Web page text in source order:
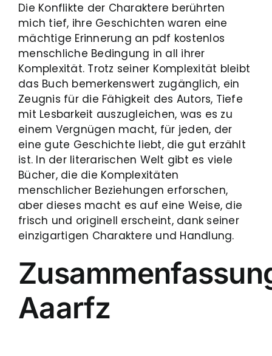
Die Konflikte der Charaktere berührten
mich tief, ihre Geschichten waren eine
mächtige Erinnerung an pdf kostenlos
menschliche Bedingung in all ihrer
Komplexität. Trotz seiner Komplexität bleibt
das Buch bemerkenswert zugänglich, ein
Zeugnis für die Fähigkeit des Autors, Tiefe
mit Lesbarkeit auszugleichen, was es zu
einem Vergnügen macht, für jeden, der
eine gute Geschichte liebt, die gut erzählt
ist. In der literarischen Welt gibt es viele
Bücher, die die Komplexitäten
menschlicher Beziehungen erforschen,
aber dieses macht es auf eine Weise, die
frisch und originell erscheint, dank seiner
einzigartigen Charaktere und Handlung.
Aaarfz